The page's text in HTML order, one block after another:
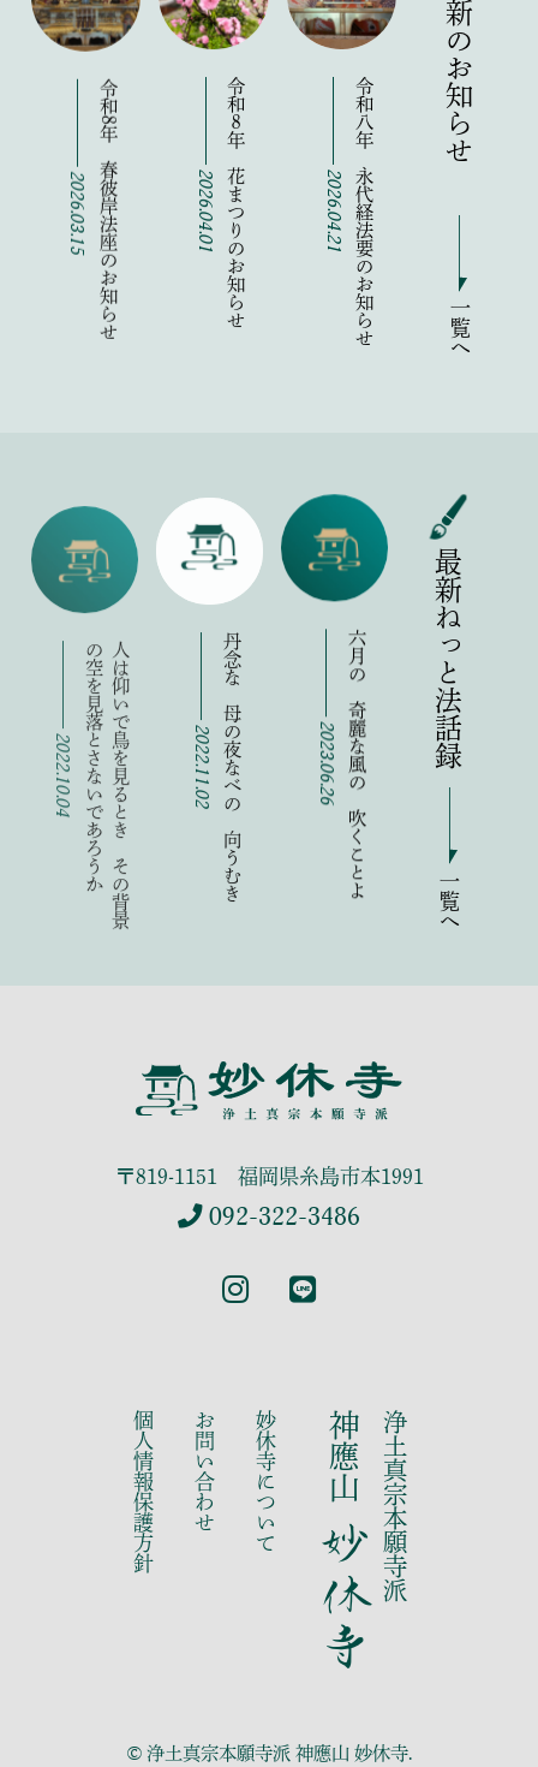
最新ねっと法話録
一覧へ
六月の 奇麗な風の 吹くことよ
2023.06.26
丹念な 母の夜なべの 向うむき
2022.11.02
人
は
仰
い
で
鳥
を
見
る
と
き
そ
の
背
景
の
空
を
見
落
と
さ
な
い
で
あ
ろ
う
か
2022.10.04
最新のお知らせ
一覧へ
令和八年 永代経法要のお知らせ
2026.04.21
令和８年 花まつりのお知らせ
2026.04.01
令和8年 春彼岸法座のお知らせ
2026.03.15
〒819-1151 福岡県糸島市本1991
092-322-3486
浄土真宗本願寺派
神應山
妙休寺
妙休寺について
お問い合わせ
個人情報保護方針
© 浄土真宗本願寺派 神應山 妙休寺.